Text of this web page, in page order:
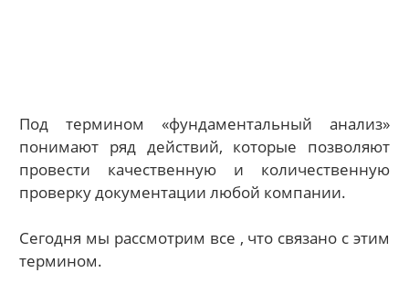
Под термином «фундаментальный анализ»
понимают ряд действий, которые позволяют
провести качественную и количественную
проверку документации любой компании.
Сегодня мы рассмотрим все , что связано с этим
термином.